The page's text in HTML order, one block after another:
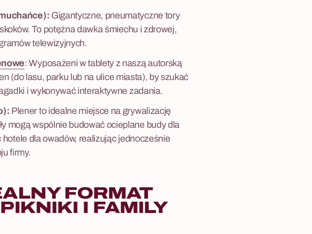
Gigantyczne, pneumatyczne tory
To potężna dawka śmiechu i zdrowej,
telewizyjnych.
: Wyposażeni w tablety z naszą autorską
(do lasu, parku lub na ulice miasta), by szukać
i wykonywać interaktywne zadania.
Plener to idealne miejsce na grywalizację
mogą wspólnie budować ocieplane budy dla
dla owadów, realizując jednocześnie
firmy.
FORMAT
I FAMILY